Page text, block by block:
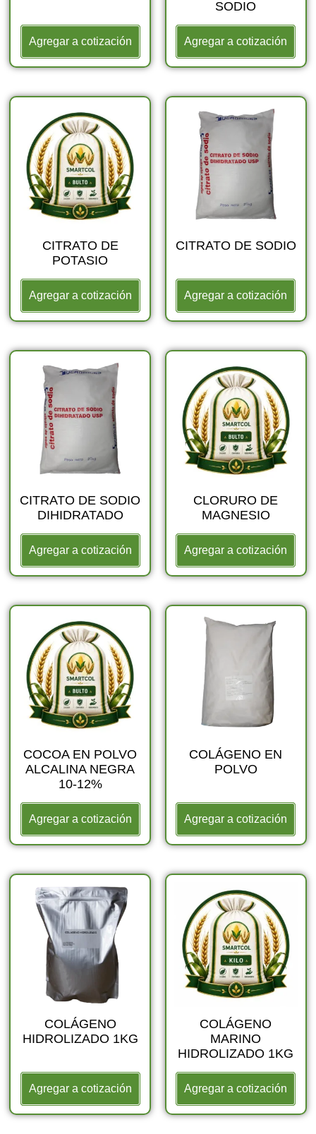
Agregar a cotización
SODIO
Agregar a cotización
CITRATO DE
POTASIO
Agregar a cotización
CITRATO DE SODIO
Agregar a cotización
CITRATO DE SODIO
DIHIDRATADO
Agregar a cotización
CLORURO DE
MAGNESIO
Agregar a cotización
COCOA EN POLVO
ALCALINA NEGRA
10-12%
Agregar a cotización
COLÁGENO EN
POLVO
Agregar a cotización
COLÁGENO
HIDROLIZADO 1KG
Agregar a cotización
COLÁGENO
MARINO
HIDROLIZADO 1KG
Agregar a cotización